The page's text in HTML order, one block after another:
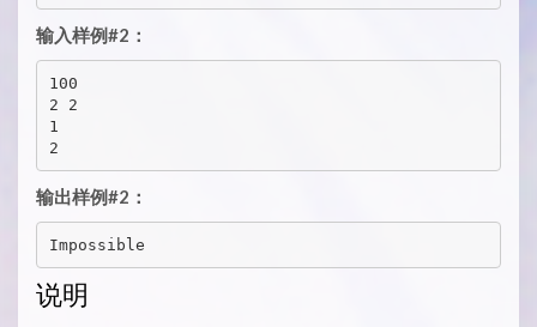
输入样例#2：
100
2 2
1
输出样例#2：
说明